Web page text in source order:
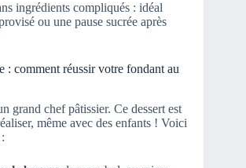
ingrédients compliqués : idéal
ou une pause sucrée après
: comment réussir votre fondant au
grand chef pâtissier. Ce dessert est
même avec des enfants ! Voici